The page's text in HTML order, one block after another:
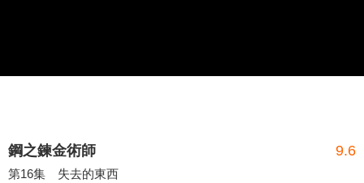
鋼之鍊金術師 9.6
第16集 失去的東西